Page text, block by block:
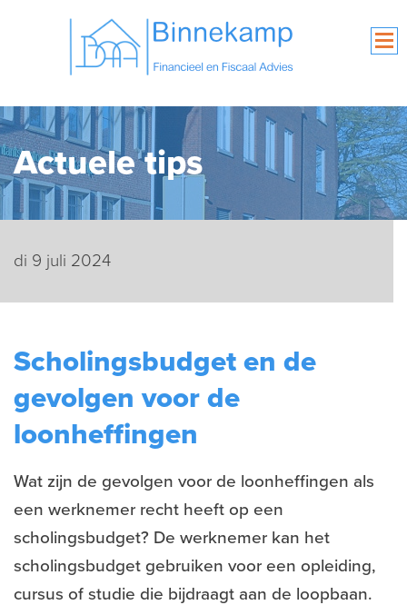
Actuele tips
di 9 juli 2024
Scholingsbudget en de
gevolgen voor de
loonheffingen
Wat zijn de gevolgen voor de loonheffingen als
een werknemer recht heeft op een
scholingsbudget? De werknemer kan het
scholingsbudget gebruiken voor een opleiding,
cursus of studie die bijdraagt aan de loopbaan.